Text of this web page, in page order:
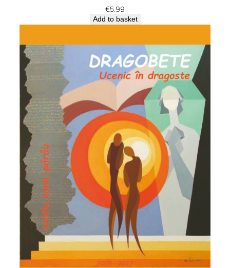
€5.99
Add to basket